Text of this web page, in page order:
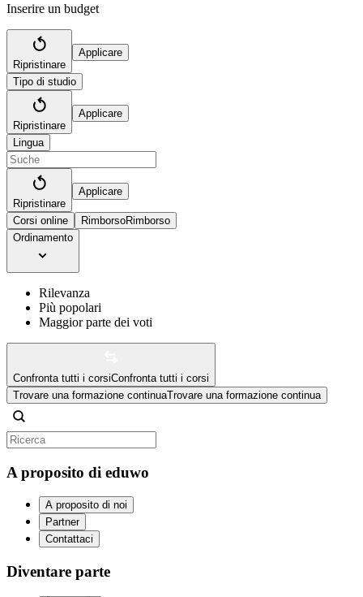
Inserire un budget
Ripristinare
Applicare
Tipo di studio
Ripristinare
Applicare
Lingua
Ripristinare
Applicare
Corsi online RimborsoRimborso
Ordinamento
Rilevanza
Più popolari
Maggior parte dei voti
Confronta tutti i corsiConfronta tutti i corsi
Trovare una formazione continuaTrovare una formazione continua
A proposito di eduwo
A proposito di noi
Partner
Contattaci
Diventare parte